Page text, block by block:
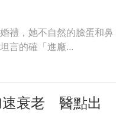
禮，她不自然的臉蛋和鼻
言的確「進廠...
速衰老 醫點出